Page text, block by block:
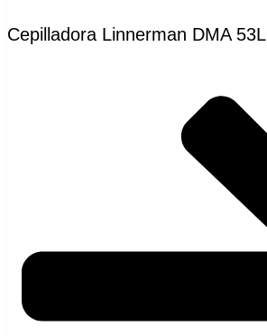
Cepilladora Linnerman DMA 53L